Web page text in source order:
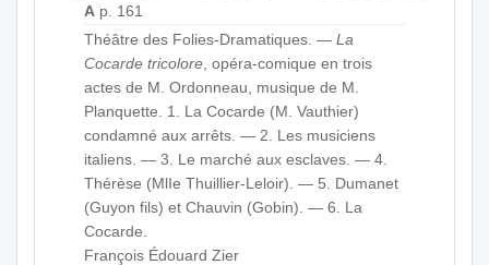
A p. 161
Théâtre des Folies-Dramatiques. — La
Cocarde tricolore , opéra-comique en trois
actes de M. Ordonneau, musique de M.
Planquette. 1. La Cocarde (M. Vauthier)
condamné aux arrêts. — 2. Les musiciens
italiens. — 3. Le marché aux esclaves. — 4.
Thérèse (MlIe Thuillier-Leloir). — 5. Dumanet
(Guyon fils) et Chauvin (Gobin). — 6. La
Cocarde.
François Édouard Zier